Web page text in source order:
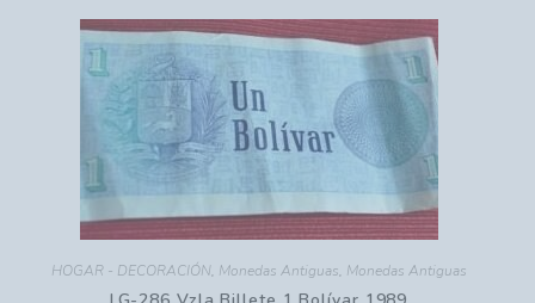
HOGAR - DECORACIÓN, Monedas Antiguas, Monedas Antiguas